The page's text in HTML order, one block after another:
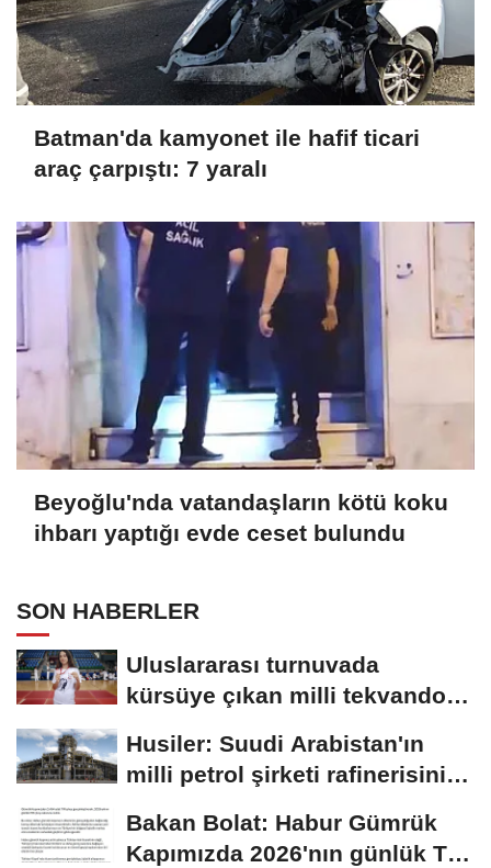
Batman'da kamyonet ile hafif ticari
araç çarpıştı: 7 yaralı
Beyoğlu'nda vatandaşların kötü koku
ihbarı yaptığı evde ceset bulundu
SON HABERLER
Uluslararası turnuvada
kürsüye çıkan milli tekvandocu
Husiler: Suudi Arabistan'ın
milli petrol şirketi rafinerisini
Bakan Bolat: Habur Gümrük
Kapımızda 2026'nın günlük TIR